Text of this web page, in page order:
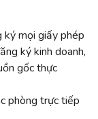
ký mọi giấy phép
ký kinh doanh,
gốc thực
phòng trực tiếp